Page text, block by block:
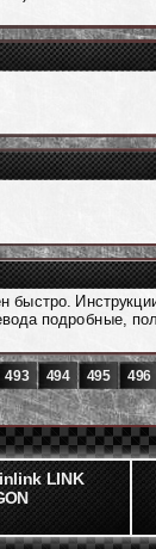
быстро.
подробные,
493 494 495 496
LINK